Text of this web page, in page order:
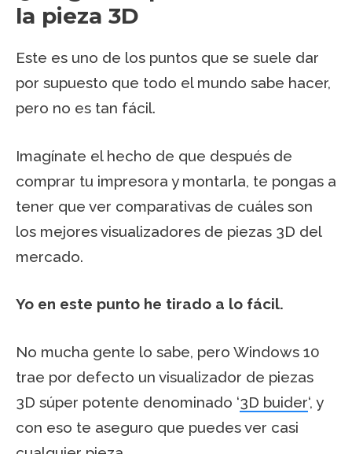
la pieza 3D
Este es uno de los puntos que se suele dar
por supuesto que todo el mundo sabe hacer,
pero no es tan fácil.
Imagínate el hecho de que después de
comprar tu impresora y montarla, te pongas a
tener que ver comparativas de cuáles son
los mejores visualizadores de piezas 3D del
mercado.
Yo en este punto he tirado a lo fácil.
No mucha gente lo sabe, pero Windows 10
trae por defecto un visualizador de piezas
3D súper potente denominado ‘3D buider‘, y
con eso te aseguro que puedes ver casi